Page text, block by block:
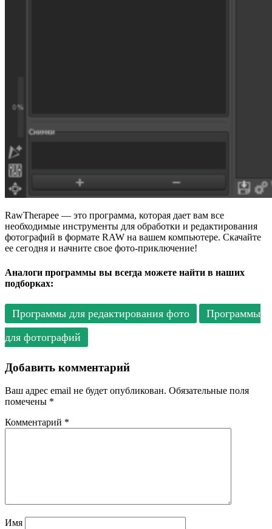
RawTherapee — это программа, которая дает вам все
необходимые инструменты для обработки и редактирования
фотографий в формате RAW на вашем компьютере. Скачайте
ее сегодня и начните свое фото-приключение!
Аналоги программы вы всегда можете найти в наших
подборках:
Программы для редактирования фото
Программы
для фотографий
Добавить комментарий
Ваш адрес email не будет опубликован. Обязательные поля
помечены *
Комментарий *
Имя